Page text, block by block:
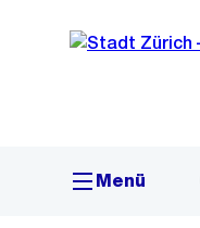
Navigation
Sprunglink
Menü